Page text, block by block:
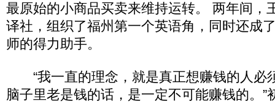
最原始的小商品买卖来维持运转。 两年间，
译社，组织了福州第一个英语角，同时还成
师的得力助手。
“我一直的理念，就是真正想赚钱的人必
脑子里老是钱的话，是一定不可能赚钱的。”